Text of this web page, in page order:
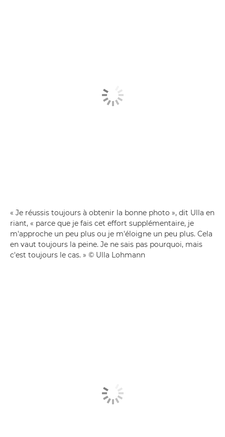
« Je réussis toujours à obtenir la bonne photo », dit Ulla en
riant, « parce que je fais cet effort supplémentaire, je
m'approche un peu plus ou je m'éloigne un peu plus. Cela
en vaut toujours la peine. Je ne sais pas pourquoi, mais
c'est toujours le cas. » © Ulla Lohmann